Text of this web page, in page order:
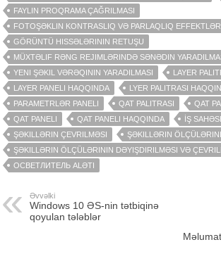
FAYLIN PROQRAMA ÇAĞRILMASI
FOTOŞƏKLIN KONTRASLIQ VƏ PARLAQLIQ
GÖRÜNTÜ HISSƏLƏRININ RETUŞU
MÜXTƏLIF RƏNG REJIMLƏRINDƏ SƏNƏDIN
YENI ŞƏKIL VƏRƏQININ YARADILMASI
LAYER
LAYER PANELI HAQQINDA
LYER PALITRASI
PARAMETRLƏR PANELI
QAT PALITRASI
QAT
QAT PANELI
QAT PANELI HAQQINDA
İŞ
ŞƏKILLƏRIN ÇEVRILMƏSI
ŞƏKILLƏRIN
ŞƏKILLƏRIN ÖLÇÜLƏRININ DƏYIŞDIRILMƏSI VƏ
ОСВЕТЛИТЕЛЬ ALƏTI
Əvvəlki
Windows 10 ƏS-nin tətbiqinə
qoyulan tələblər